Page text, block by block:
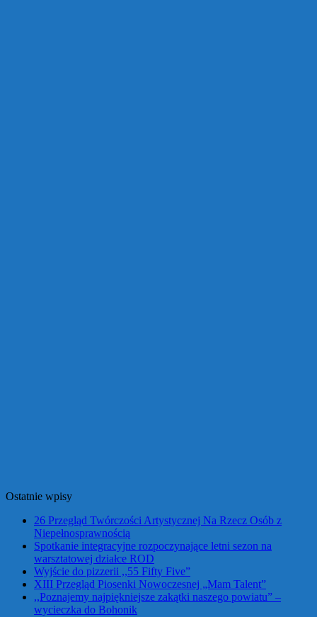
Ostatnie wpisy
26 Przegląd Twórczości Artystycznej Na Rzecz Osób z
Niepełnosprawnością
Spotkanie integracyjne rozpoczynające letni sezon na
warsztatowej działce ROD
Wyjście do pizzerii ,,55 Fifty Five”
XIII Przegląd Piosenki Nowoczesnej „Mam Talent”
,,Poznajemy najpiękniejsze zakątki naszego powiatu” –
wycieczka do Bohonik